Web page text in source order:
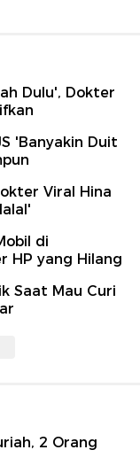
Dulu', Dokter
'Banyakin Duit
Viral Hina
di
HP yang Hilang
Saat Mau Curi
2 Orang